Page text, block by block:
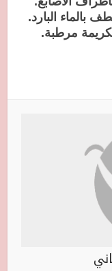
بالماء البارد.
مرطبة.